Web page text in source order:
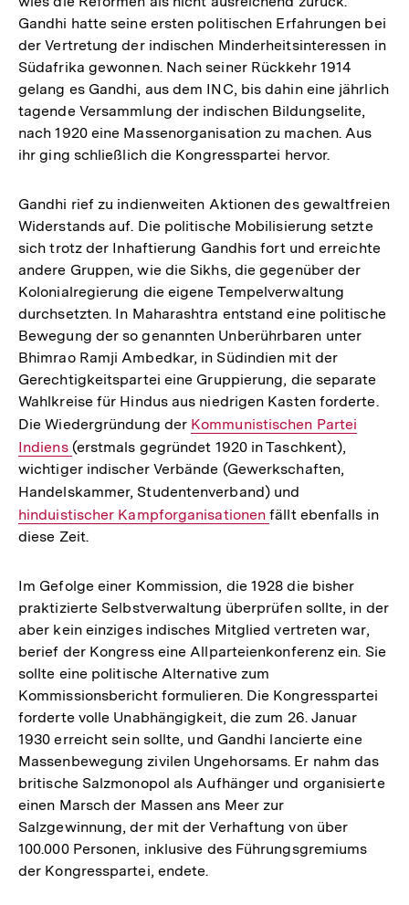
Gandhi hatte seine ersten politischen Erfahrungen bei
der Vertretung der indischen Minderheitsinteressen in
Südafrika gewonnen. Nach seiner Rückkehr 1914
gelang es Gandhi, aus dem INC, bis dahin eine jährlich
tagende Versammlung der indischen Bildungselite,
nach 1920 eine Massenorganisation zu machen. Aus
ihr ging schließlich die Kongresspartei hervor.
Gandhi rief zu indienweiten Aktionen des gewaltfreien
Widerstands auf. Die politische Mobilisierung setzte
sich trotz der Inhaftierung Gandhis fort und erreichte
andere Gruppen, wie die Sikhs, die gegenüber der
Kolonialregierung die eigene Tempelverwaltung
durchsetzten. In Maharashtra entstand eine politische
Bewegung der so genannten Unberührbaren unter
Bhimrao Ramji Ambedkar, in Südindien mit der
Gerechtigkeitspartei eine Gruppierung, die separate
Wahlkreise für Hindus aus niedrigen Kasten forderte.
Die Wiedergründung der Interner
Link:
Kommunistischen Partei
Indiens (erstmals gegründet 1920 in Taschkent),
wichtiger indischer Verbände (Gewerkschaften,
Handelskammer, Studentenverband) und
Link:
hinduistischer Kampforganisationenfällt ebenfalls in
diese Zeit.
Im Gefolge einer Kommission, die 1928 die bisher
praktizierte Selbstverwaltung überprüfen sollte, in der
aber kein einziges indisches Mitglied vertreten war,
berief der Kongress eine Allparteienkonferenz ein. Sie
sollte eine politische Alternative zum
Kommissionsbericht formulieren. Die Kongresspartei
forderte volle Unabhängigkeit, die zum 26. Januar
1930 erreicht sein sollte, und Gandhi lancierte eine
Massenbewegung zivilen Ungehorsams. Er nahm das
britische Salzmonopol als Aufhänger und organisierte
einen Marsch der Massen ans Meer zur
Salzgewinnung, der mit der Verhaftung von über
100.000 Personen, inklusive des Führungsgremiums
der Kongresspartei, endete.